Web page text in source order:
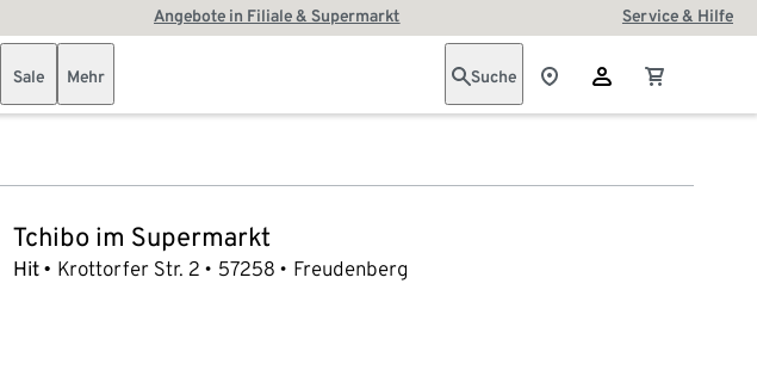
Angebote in Filiale & Supermarkt Service & Hilfe
Sale Mehr Suche
Tchibo im Supermarkt
Hit Krottorfer Str. 2 57258 Freudenberg